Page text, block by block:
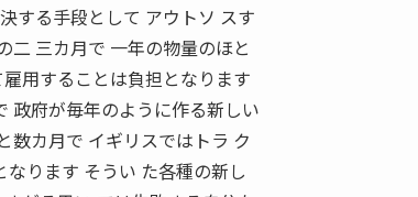
する手段として アウトソ スす
二 三カ月で 一年の物量のほと
用することは負担となります
政府が毎年のように作る新しい
数カ月で イギリスではトラ ク
ります そうい た各種の新し